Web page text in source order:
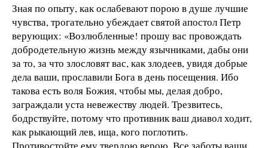
Зная по опыту, как ослабевают порою в душе лучшие
чувства, трогательно убеждает святой апостол Петр
верующих: «Возлюбленные! прошу вас провождать
добродетельную жизнь между язычниками, дабы они
за то, за что злословят вас, как злодеев, увидя добрые
дела ваши, прославили Бога в день посещения. Ибо
такова есть воля Божия, чтобы мы, делая добро,
заграждали уста невежеству людей. Трезвитесь,
бодрствуйте, потому что противник ваш диавол ходит,
как рыкающий лев, ища, кого поглотить.